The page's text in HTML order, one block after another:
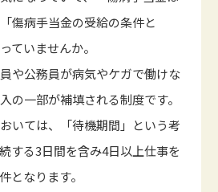
傷病手当金の受給の条件と
ていませんか。
や公務員が病気やケガで働けな
の一部が補填される制度です。
いては、「待機期間」という考
する3日間を含み4日以上仕事を
となります。